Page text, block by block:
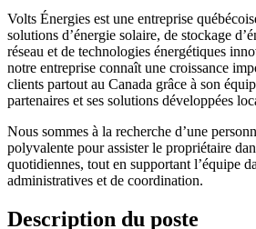
Volts Énergies est une entreprise
solutions d’énergie solaire, de stockage
réseau et de technologies énergétiques
notre entreprise connaît une croissance
clients partout au Canada grâce à son
partenaires et ses solutions développées
Nous sommes à la recherche d’une
polyvalente pour assister le propriétaire
quotidiennes, tout en supportant l’équipe
administratives et de coordination.
Description du poste